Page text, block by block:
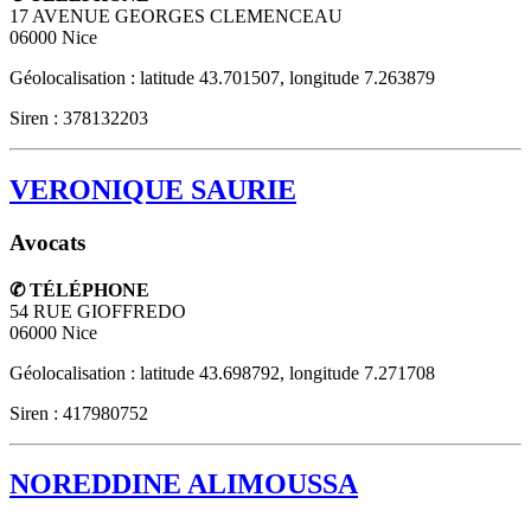
17 AVENUE GEORGES CLEMENCEAU
06000 Nice
Géolocalisation : latitude 43.701507, longitude 7.263879
Siren : 378132203
VERONIQUE SAURIE
Avocats
✆ TÉLÉPHONE
54 RUE GIOFFREDO
06000 Nice
Géolocalisation : latitude 43.698792, longitude 7.271708
Siren : 417980752
NOREDDINE ALIMOUSSA